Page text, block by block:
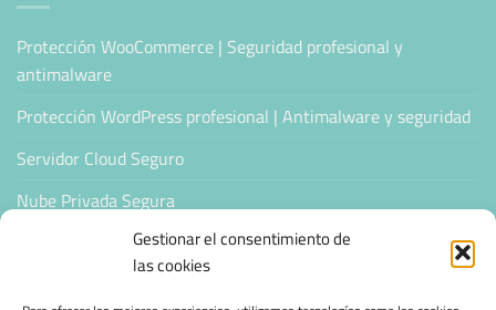
Gestionar el consentimiento de
las cookies
Protección WooCommerce | Seguridad profesional y
antimalware
Protección WordPress profesional | Antimalware y seguridad
Servidor Cloud Seguro
Nube Privada Segura
CONFIANZA & ESPECIALIZACIÓN